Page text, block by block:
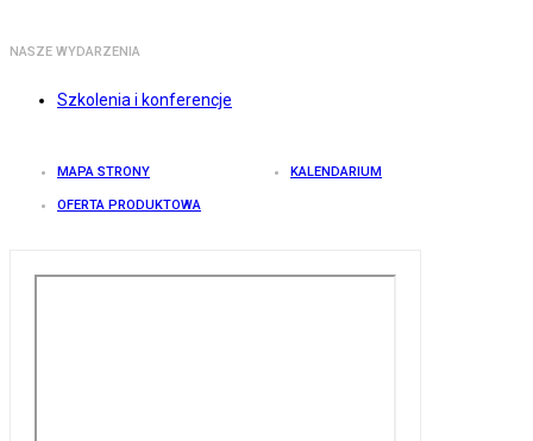
NASZE WYDARZENIA
Szkolenia i konferencje
MAPA STRONY KALENDARIUM
OFERTA PRODUKTOWA